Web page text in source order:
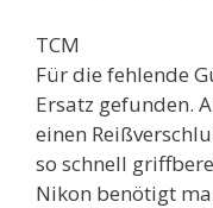
TCM
Für die fehlende
Ersatz gefunden.
einen
so schnell
Nikon benötigt